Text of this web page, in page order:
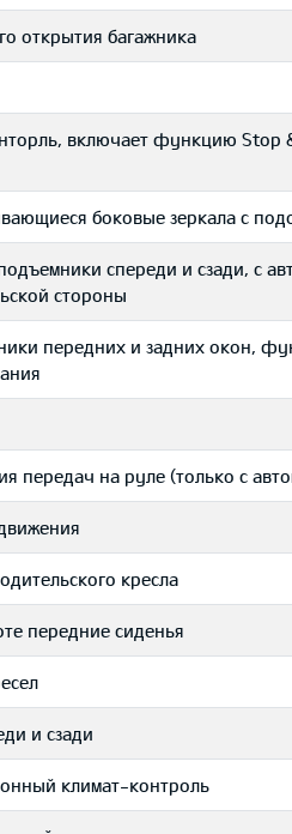
открытия багажника
включает функцию Stop
боковые зеркала с
спереди и сзади, с
стороны
передних и задних окон,
передач на руле (только с
кресла
передние сиденья
и сзади
климат-контроль